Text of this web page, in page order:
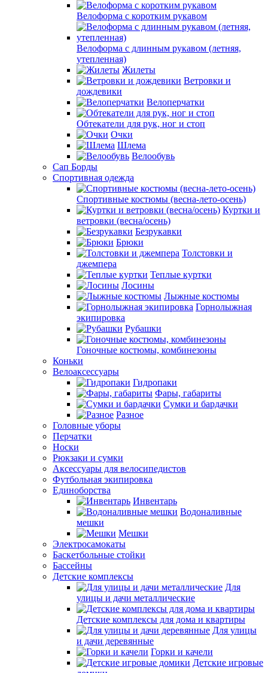
Велоформа с коротким рукавом
Велоформа с длинным рукавом (летняя,
утепленная)
Жилеты
Ветровки и
дождевики
Велоперчатки
Обтекатели для рук, ног и стоп
Очки
Шлема
Велообувь
Сап Борды
Спортивная одежда
Спортивные костюмы (весна-лето-осень)
Куртки и
ветровки (весна/осень)
Безрукавки
Брюки
Толстовки и
джемпера
Теплые куртки
Лосины
Лыжные костюмы
Горнолыжная
экипировка
Рубашки
Гоночные костюмы, комбинезоны
Коньки
Велоаксессуары
Гидропаки
Фары, габариты
Сумки и бардачки
Разное
Головные уборы
Перчатки
Носки
Рюкзаки и сумки
Аксессуары для велосипедистов
Футбольная экипировка
Единоборства
Инвентарь
Водоналивные
мешки
Мешки
Электросамокаты
Баскетбольные стойки
Бассейны
Детские комплексы
Для
улицы и дачи металлические
Детские комплексы для дома и квартиры
Для улицы
и дачи деревянные
Горки и качели
Детские игровые